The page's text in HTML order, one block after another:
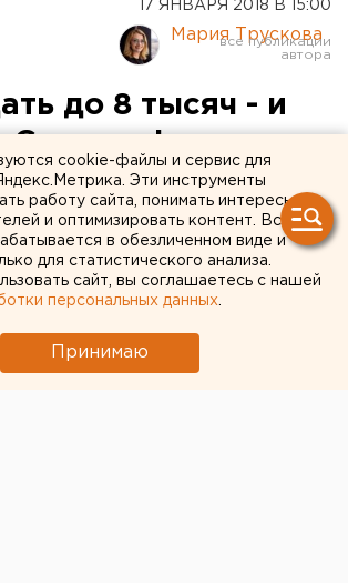
17 ЯНВАРЯ 2018 В 15:00
Мария Трускова
до 8 тысяч - и
Советы фанатам
cookie-файлы и сервис для
Эти инструменты
работу сайта, понимать интересы
и оптимизировать контент. Вся
в обезличенном виде и
для статистического анализа.
сайт, вы соглашаетесь с нашей
персональных данных
Принимаю